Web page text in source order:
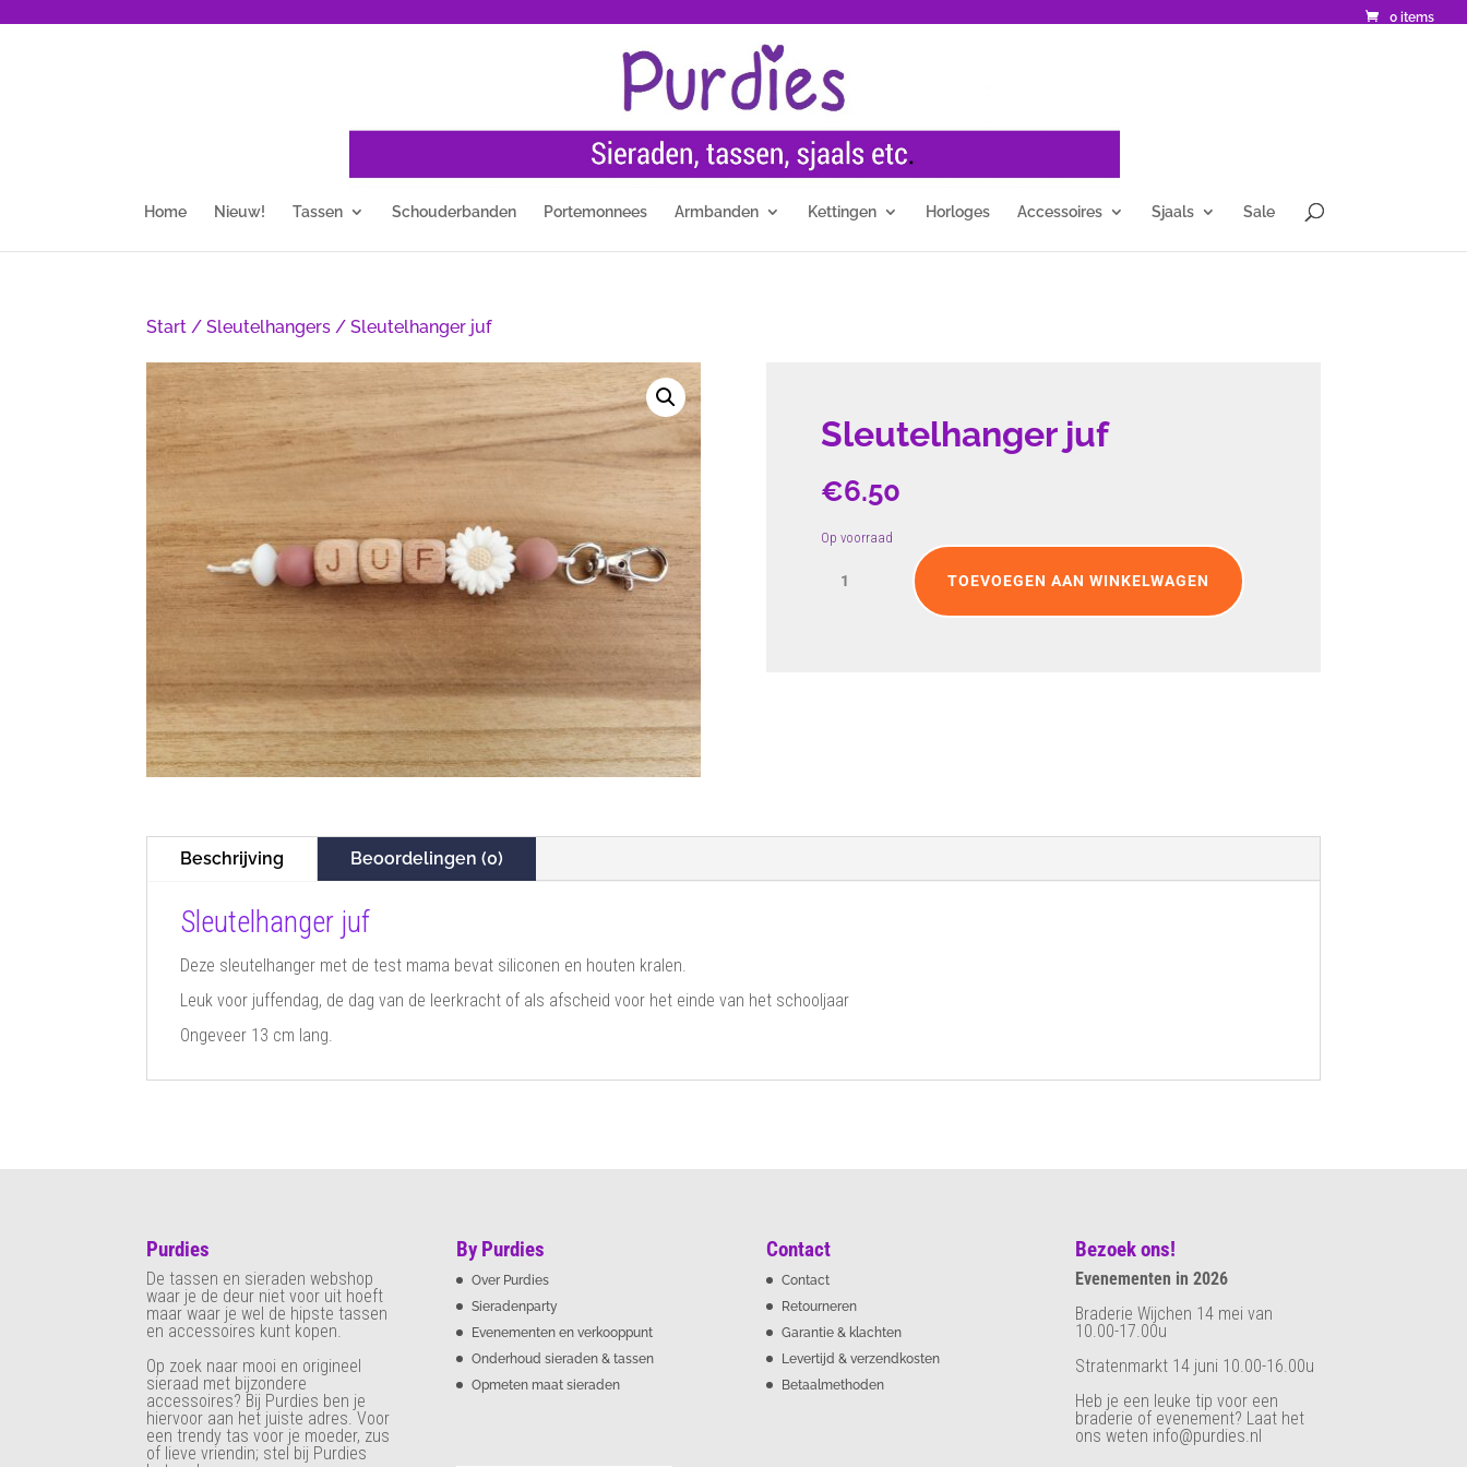
0 items
Home Nieuw! Tassen Schouderbanden Portemonnees Armbanden Kettingen Horloges Accessoires Sjaals Sale
Start /Sleutelhangers / Sleutelhanger juf
Sleutelhanger juf
€6.50
Op voorraad
Sleutelhanger
TOEVOEGEN AAN WINKELWAGEN
Beschrijving Beoordelingen (0)
Sleutelhanger juf
Deze sleutelhanger met de test mama bevat siliconen en houten kralen.
Leuk voor juffendag, de dag van de leerkracht of als afscheid voor het einde van het schooljaar
Ongeveer 13 cm lang.
Purdies
De tassen en sieraden webshop
waar je de deur niet voor uit hoeft
maar waar je wel de hipste tassen
en accessoires kunt kopen.
Op zoek naar mooi en origineel
sieraad met bijzondere
accessoires? Bij Purdies ben je
hiervoor aan het juiste adres. Voor
een trendy tas voor je moeder, zus
of lieve vriendin; stel bij Purdies
By Purdies
Over Purdies
Sieradenparty
Evenementen en verkooppunt
Onderhoud sieraden & tassen
Opmeten maat sieraden
Contact
Contact
Retourneren
Garantie & klachten
Levertijd & verzendkosten
Betaalmethoden
Bezoek ons!
Evenementen in 2026
Braderie Wijchen 14 mei van
10.00-17.00u
Stratenmarkt 14 juni 10.00-16.00u
Heb je een leuke tip voor een
braderie of evenement? Laat het
ons weten info@purdies.nl